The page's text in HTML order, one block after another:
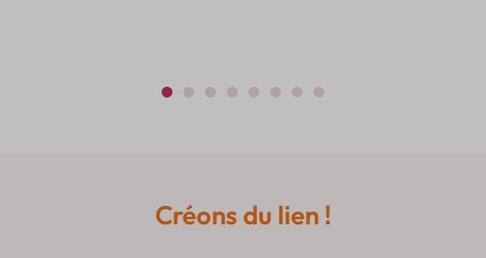
Créons du lien !